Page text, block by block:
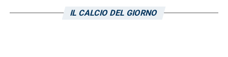
giocherà al centro, con uno
IL CALCIO DEL GIORNO